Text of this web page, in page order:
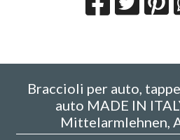
Braccioli per auto,
auto MADE IN
Mittelarmlehnen,